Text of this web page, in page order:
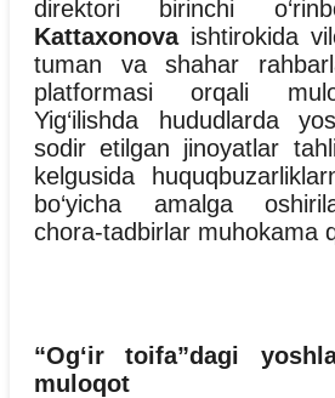
direktori birinchi
Kattaxonovaishtirokida
tuman va shahar
platformasi orqali
Yig‘ilishda hududlarda
sodir etilgan jinoyatlar
kelgusida
bo‘yicha amalga
chora-tadbirlar muhokama
“Og‘ir toifa”dagi
muloqot